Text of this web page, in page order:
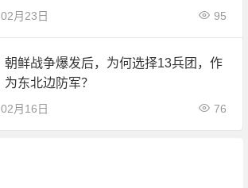
伪军
02月23日 95
朝鲜战争爆发后，为何选择13兵团，作
为东北边防军？
02月16日 76